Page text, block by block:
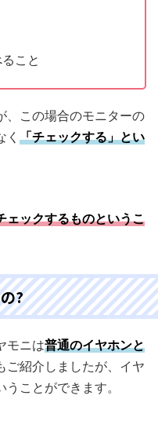
こと
、この場合のモニターの
「チェックする」とい
ェックするものというこ
?
モニは普通のイヤホンと
ご紹介しましたが、イヤ
ことができます。